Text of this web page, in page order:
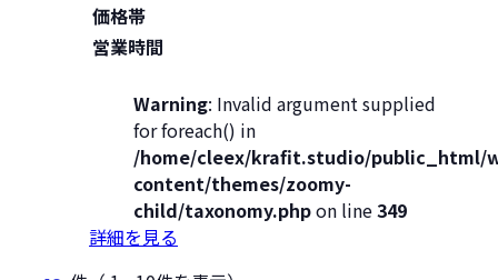
価格帯
営業時間
Warning: Invalid argument supplied
for foreach() in
/home/cleex/krafit.studio/public_html/
content/themes/zoomy-
child/taxonomy.phpon line349
詳細を見る